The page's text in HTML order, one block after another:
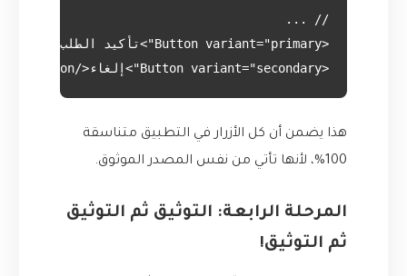
<Button variant="secondary">إلغاء</Button>
هذا يضمن أن كل الأزرار في التطبيق متناسقة
100%، لأنها تأتي من نفس المصدر الموثوق.
المرحلة الرابعة: التوثيق ثم التوثيق
ثم التوثيق!